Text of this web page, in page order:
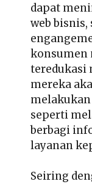
dapat
web
konsumen
teredukasi
mereka
seperti
berbagi
layanan
Seiring